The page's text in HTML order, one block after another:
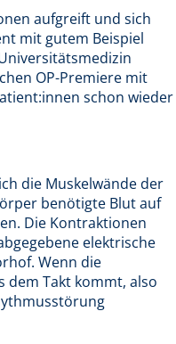
aufgreift und sich
mit gutem Beispiel
OP-Premiere mit
schon wieder
die Muskelwände der
benötigte Blut auf
Die Kontraktionen
elektrische
Wenn die
dem Takt kommt, also